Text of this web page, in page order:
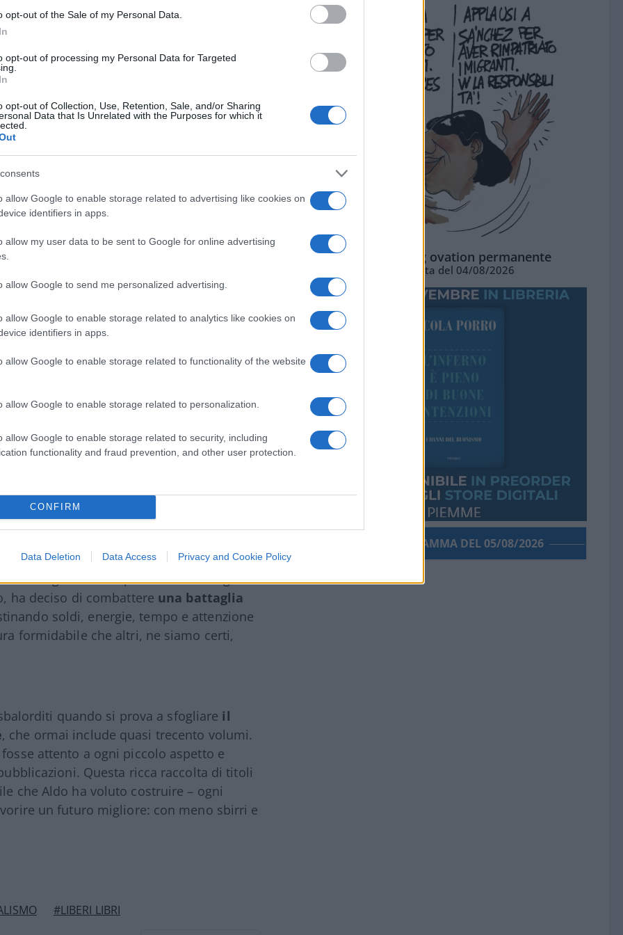
opt-out of the Sale of my Personal Data.
opt-out of processing my Personal Data for Targeted
opt-out of Collection, Use, Retention, Sale, and/or Sharing
Data that Is Unrelated with the Purposes for which it
allow Google to enable storage related to advertising like cookies on
identifiers in apps.
allow my user data to be sent to Google for online advertising
allow Google to send me personalized advertising.
allow Google to enable storage related to analytics like cookies on
identifiers in apps.
allow Google to enable storage related to functionality of the website
allow Google to enable storage related to personalization.
allow Google to enable storage related to security, including
functionality and fraud prevention, and other user protection.
CONFIRM
Data Deletion Data Access Privacy and Cookie Policy
anti-retorico e generoso. E così con lui
le sue collane crescere e arricchire il
che nessuno, prima, aveva mai osato
se n’è andato, èil suo infinito amore
intesa: oltre ogni dogma e potere.
considerò sempre il libertarismo come
istituzionali, filosofiche. Non a
rilevante è riservato ai volumi in
in difesa del diritto e contro il
pretende di governare i propri simili
dello Stato terapeutico,
della società e la difesa dei diritti
raffinati, indubbiamente belli. E
in quei molti volumi del suo
delle idee liberali in senso stretto, ma
a
Liberilibri compaiono pure talune
Maksim Gor’kij, Herman Melville,
che è stato, le cose sarebbero
(Ama srl) attiva nel settore
avesse avuto quella passione per la
un borghese della provincia marchigiana
ha deciso di combattere una battaglia
soldi, energie, tempo e attenzione
formidabile che altri, ne siamo certi,
quando si prova a sfogliare il
, che ormai include quasi trecento volumi.
attento a ogni piccolo aspetto e
Questa ricca raccolta di titoli
che Aldo ha voluto costruire – ogni
un futuro migliore: con meno sbirri e
#LIBERI LIBRI
La standing ovation permanente
Vignetta del 04/08/2026
PORROGRAMMA DEL 05/08/2026